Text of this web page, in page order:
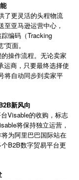
了更灵活的头程物流
亚马逊运营中心，
编码（Tracking
页面。
操作流程。无论卖家
运商，只要最终选择使
将自动同步到卖家平
新风向
Visable的收购，标志
将保持独立运营，
为阿里巴巴国际站在
B2B数字贸易平台更